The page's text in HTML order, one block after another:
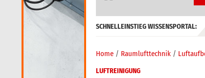
SCHNELLEINSTIEG WISSENSPORTAL:
Home Raumlufttechnik
LUFTREINIGUNG